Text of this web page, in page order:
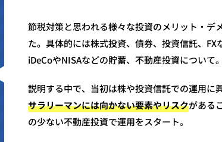
節税対策と思われる様々な投資のメリット・デ
た。具体的には株式投資、債券、投資信託、FX
iDeCoやNISAなどの貯蓄、不動産投資について。
説明する中で、当初は株や投資信託での運用に
サラリーマンには向かない要素やリスクがある
の少ない不動産投資で運用をスタート。